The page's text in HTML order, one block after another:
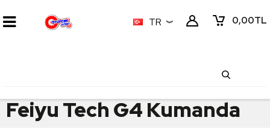
0,00TL
TR
Feiyu Tech G4 Kumanda